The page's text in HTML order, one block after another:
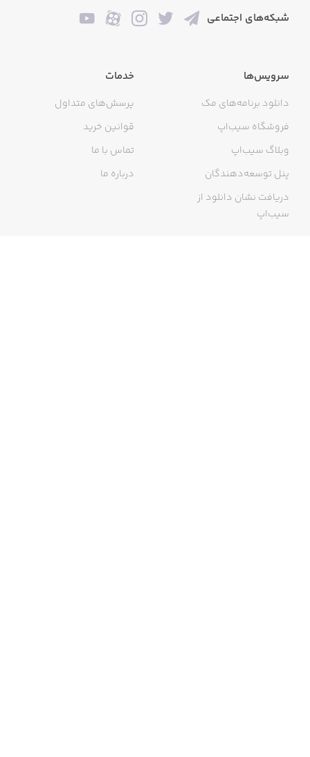
شبکه‌های اجتماعی
سرویس‌ها
دانلود برنامه‌های مک
فروشگاه سیب‌اپ
وبلاگ سیب‌اپ
پنل توسعه‌دهندگان
دریافت نشان دانلود از
سیب‌اپ
خدمات
پرسش‌های متداول
قوانین خرید
تماس با ما
درباره ما